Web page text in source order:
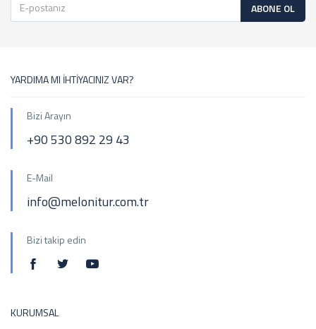
ABONE OL
YARDIMA MI İHTİYACINIZ VAR?
Bizi Arayın
+90 530 892 29 43
E-Mail
info@melonitur.com.tr
Bizi takip edin
KURUMSAL